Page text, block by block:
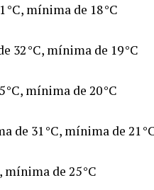
°C, mínima de 18 °C
32 °C, mínima de 19 °C
°C, mínima de 20 °C
de 31 °C, mínima de 21
mínima de 25 °C